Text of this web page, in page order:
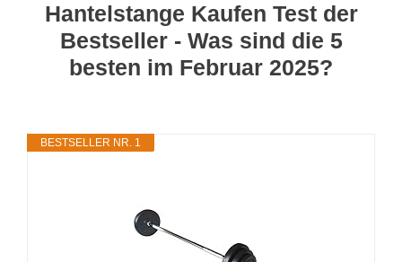
Hantelstange Kaufen Test der
Bestseller - Was sind die 5
besten im Februar 2025?
BESTSELLER NR. 1